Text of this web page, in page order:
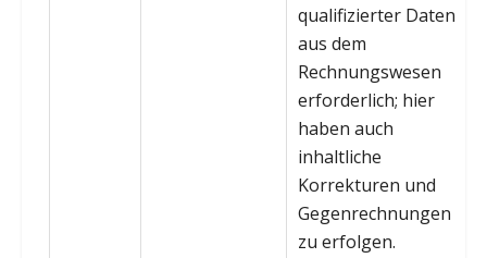
qualifizierter Daten
aus dem
Rechnungswesen
erforderlich; hier
haben auch
inhaltliche
Korrekturen und
Gegenrechnungen
zu erfolgen.